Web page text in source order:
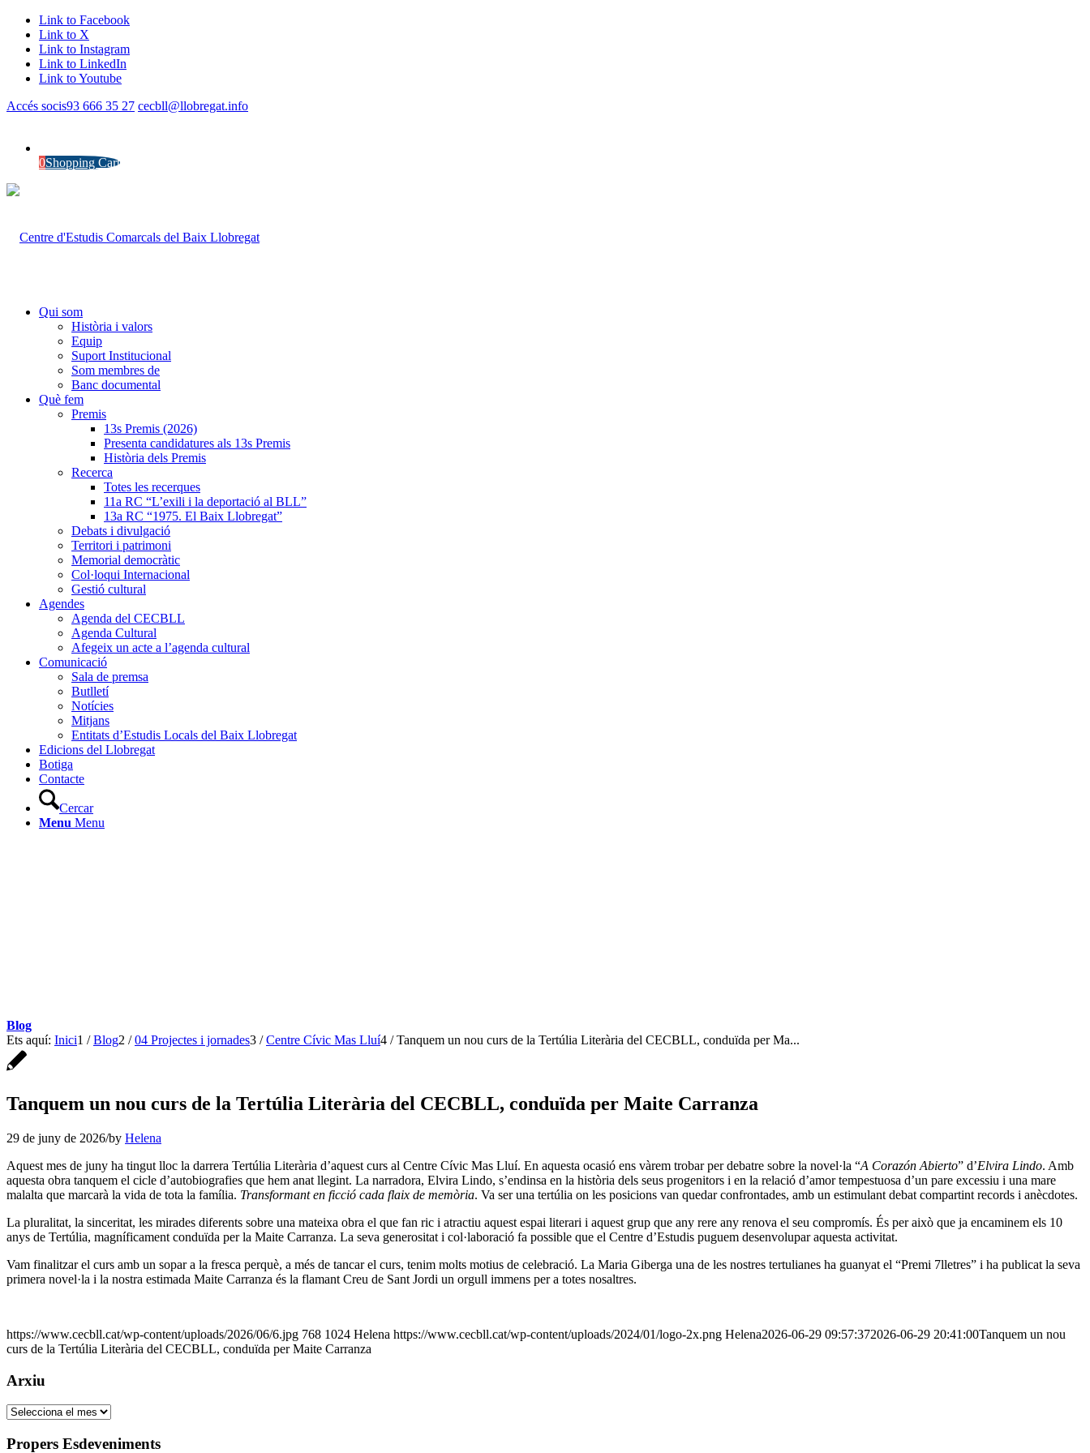
Link to Facebook
Link to X
Link to Instagram
Link to LinkedIn
Link to Youtube
Accés socis93 666 35 27 cecbll@llobregat.info
0Shopping Cart
Qui som
Història i valors
Equip
Suport Institucional
Som membres de
Banc documental
Què fem
Premis
13s Premis (2026)
Presenta candidatures als 13s Premis
Història dels Premis
Recerca
Totes les recerques
11a RC “L’exili i la deportació al BLL”
13a RC “1975. El Baix Llobregat”
Debats i divulgació
Territori i patrimoni
Memorial democràtic
Col·loqui Internacional
Gestió cultural
Agendes
Agenda del CECBLL
Agenda Cultural
Afegeix un acte a l’agenda cultural
Comunicació
Sala de premsa
Butlletí
Notícies
Mitjans
Entitats d’Estudis Locals del Baix Llobregat
Edicions del Llobregat
Botiga
Contacte
Cercar
Menu Menu
Blog
Ets aquí: Inici1 / Blog2 / 04 Projectes i jornades3 / Centre Cívic Mas Lluí4 / Tanquem un nou curs de la Tertúlia Literària del CECBLL, conduïda per Ma...
Tanquem un nou curs de la Tertúlia Literària del CECBLL, conduïda per Maite Carranza
29 de juny de 2026/by Helena
Aquest mes de juny ha tingut lloc la darrera Tertúlia Literària d’aquest curs al Centre Cívic Mas Lluí. En aquesta ocasió ens vàrem trobar per debatre sobre la novel·la “A Corazón Abierto” d’Elvira Lindo. Amb
aquesta obra tanquem el cicle d’autobiografies que hem anat llegint. La narradora, Elvira Lindo, s’endinsa en la història dels seus progenitors i en la relació d’amor tempestuosa d’un pare excessiu i una mare
malalta que marcarà la vida de tota la família. Transformant en ficció cada flaix de memòria. Va ser una tertúlia on les posicions van quedar confrontades, amb un estimulant debat compartint records i anècdotes.
La pluralitat, la sinceritat, les mirades diferents sobre una mateixa obra el que fan ric i atractiu aquest espai literari i aquest grup que any rere any renova el seu compromís. És per això que ja encaminem els 10
anys de Tertúlia, magníficament conduïda per la Maite Carranza. La seva generositat i col·laboració fa possible que el Centre d’Estudis puguem desenvolupar aquesta activitat.
Vam finalitzar el curs amb un sopar a la fresca perquè, a més de tancar el curs, tenim molts motius de celebració. La Maria Giberga una de les nostres tertulianes ha guanyat el “Premi 7lletres” i ha publicat la seva
primera novel·la i la nostra estimada Maite Carranza és la flamant Creu de Sant Jordi un orgull immens per a totes nosaltres.
https://www.cecbll.cat/wp-content/uploads/2026/06/6.jpg 768 1024 Helena https://www.cecbll.cat/wp-content/uploads/2024/01/logo-2x.png Helena2026-06-29 09:57:372026-06-29 20:41:00Tanquem un nou
curs de la Tertúlia Literària del CECBLL, conduïda per Maite Carranza
Arxiu
Arxiu
Propers Esdeveniments